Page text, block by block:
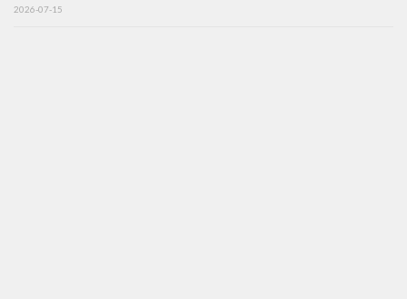
2026-07-15